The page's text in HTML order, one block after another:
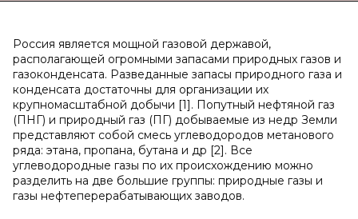
Россия является мощной газовой державой,
располагающей огромными запасами природных газов и
газоконденсата. Разведанные запасы природного газа и
конденсата достаточны для организации их
крупномасштабной добычи [1]. Попутный нефтяной газ
(ПНГ) и природный газ (ПГ) добываемые из недр Земли
представляют собой смесь углеводородов метанового
ряда: этана, пропана, бутана и др [2]. Все
углеводородные газы по их происхождению можно
разделить на две большие группы: природные газы и
газы нефтеперерабатывающих заводов.